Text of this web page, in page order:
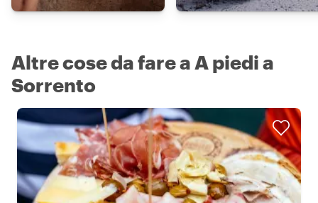
Altre cose da fare a A piedi a
Sorrento